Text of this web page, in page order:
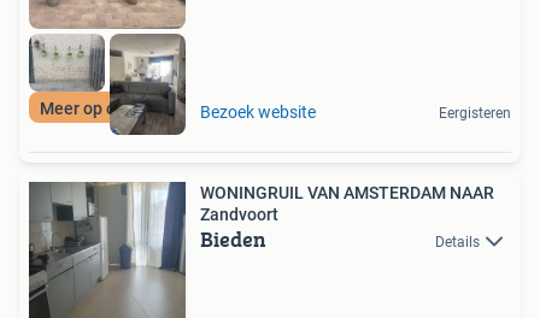
Meer op onze site Bezoek website Eergisteren
WONINGRUIL VAN AMSTERDAM NAAR
Zandvoort
Bieden Details